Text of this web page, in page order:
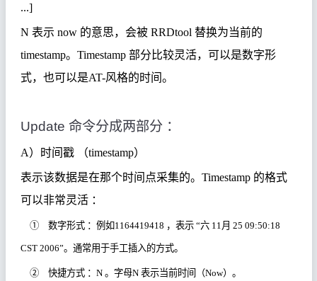
...]
N 表示 now 的意思，会被RRDtool 替换为当前的
timestamp。 Timestamp 部分比较灵活，可以是数字形
式，也可以是AT-风格的时间。
Update 命令分成两部分 ：
A）时间戳 （timestamp）
表示该数据是在那个时间点采集的。 Timestamp 的格式
可以非常灵活 ：
① 数字形式：例如1164419418 ，表示 “六11 月 25 09:50:18
CST 2006”。通常用于手工插入的方式。
② 快捷方式： N 。 字母N 表示当前时间（Now）。